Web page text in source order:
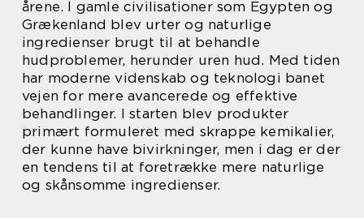
årene. I gamle civilisationer som Egypten og
Grækenland blev urter og naturlige
ingredienser brugt til at behandle
hudproblemer, herunder uren hud. Med tiden
har moderne videnskab og teknologi banet
vejen for mere avancerede og effektive
behandlinger. I starten blev produkter
primært formuleret med skrappe kemikalier,
der kunne have bivirkninger, men i dag er der
en tendens til at foretrække mere naturlige
og skånsomme ingredienser.